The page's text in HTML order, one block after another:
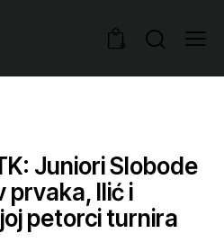
0
Juniori Slobode
prvaka, Ilić i
petorci turnira